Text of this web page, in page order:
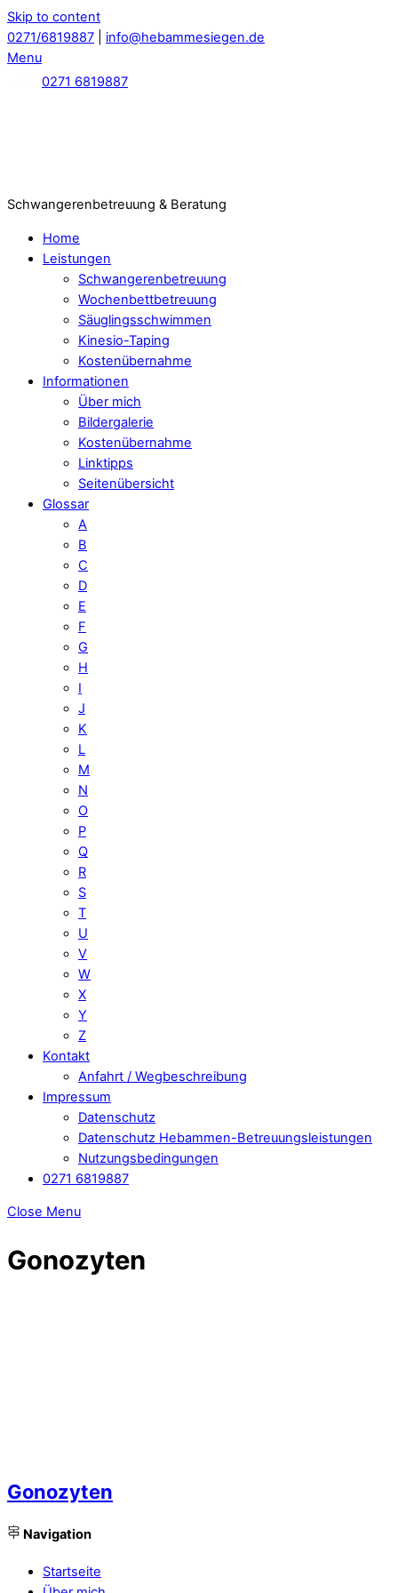
Skip to content
0271/6819887
info@hebammesiegen.de
Menu
0271 6819887
Schwangerenbetreuung & Beratung
Home
Leistungen
Schwangerenbetreuung
Wochenbettbetreuung
Säuglingsschwimmen
Kinesio-Taping
Kostenübernahme
Informationen
Über mich
Bildergalerie
Kostenübernahme
Linktipps
Seitenübersicht
Glossar
A
B
C
D
E
F
G
H
I
J
K
L
M
N
O
P
Q
R
S
T
U
V
W
X
Y
Z
Kontakt
Anfahrt / Wegbeschreibung
Impressum
Datenschutz
Datenschutz Hebammen-Betreuungsleistungen
Nutzungsbedingungen
0271 6819887
Close Menu
Gonozyten
Gonozyten
Navigation
Startseite